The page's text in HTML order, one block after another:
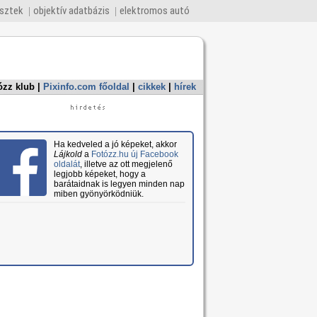
objektív adatbázis elektromos autó
klub Pixinfo.com főoldal cikkek hírek
Ha kedveled a jó képeket, akkor
Lájkolda Fotózz.hu új Facebook
oldalát, illetve az ott megjelenő
legjobb képeket, hogy a
barátaidnak is legyen minden nap
miben gyönyörködniük.